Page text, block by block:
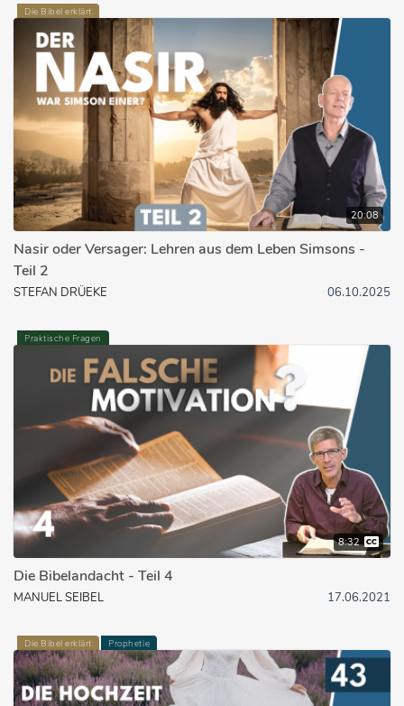
Die Bibel erklärt
20:08
Nasir oder Versager: Lehren aus dem Leben Simsons -
Teil 2
STEFAN DRÜEKE 06.10.2025
Praktische Fragen
8:32
Die Bibelandacht - Teil 4
MANUEL SEIBEL 17.06.2021
Die Bibel erklärt Prophetie